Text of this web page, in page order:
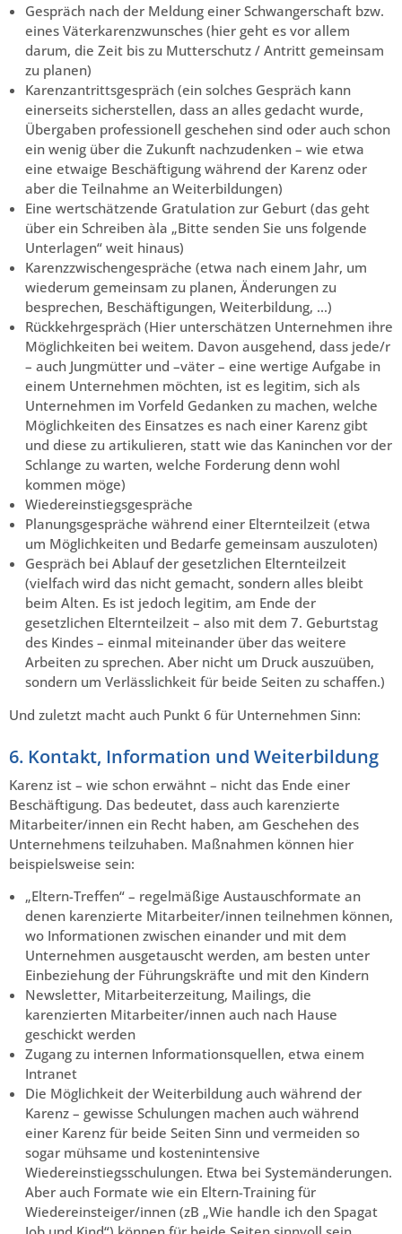
Gespräch nach der Meldung einer Schwangerschaft bzw.
eines Väterkarenzwunsches (hier geht es vor allem
darum, die Zeit bis zu Mutterschutz / Antritt gemeinsam
zu planen)
Karenzantrittsgespräch (ein solches Gespräch kann
einerseits sicherstellen, dass an alles gedacht wurde,
Übergaben professionell geschehen sind oder auch schon
ein wenig über die Zukunft nachzudenken – wie etwa
eine etwaige Beschäftigung während der Karenz oder
aber die Teilnahme an Weiterbildungen)
Eine wertschätzende Gratulation zur Geburt (das geht
über ein Schreiben àla „Bitte senden Sie uns folgende
Unterlagen“ weit hinaus)
Karenzzwischengespräche (etwa nach einem Jahr, um
wiederum gemeinsam zu planen, Änderungen zu
besprechen, Beschäftigungen, Weiterbildung, …)
Rückkehrgespräch (Hier unterschätzen Unternehmen ihre
Möglichkeiten bei weitem. Davon ausgehend, dass jede/r
– auch Jungmütter und –väter – eine wertige Aufgabe in
einem Unternehmen möchten, ist es legitim, sich als
Unternehmen im Vorfeld Gedanken zu machen, welche
Möglichkeiten des Einsatzes es nach einer Karenz gibt
und diese zu artikulieren, statt wie das Kaninchen vor der
Schlange zu warten, welche Forderung denn wohl
kommen möge)
Wiedereinstiegsgespräche
Planungsgespräche während einer Elternteilzeit (etwa
um Möglichkeiten und Bedarfe gemeinsam auszuloten)
Gespräch bei Ablauf der gesetzlichen Elternteilzeit
(vielfach wird das nicht gemacht, sondern alles bleibt
beim Alten. Es ist jedoch legitim, am Ende der
gesetzlichen Elternteilzeit – also mit dem 7. Geburtstag
des Kindes – einmal miteinander über das weitere
Arbeiten zu sprechen. Aber nicht um Druck auszuüben,
sondern um Verlässlichkeit für beide Seiten zu schaffen.)
Und zuletzt macht auch Punkt 6 für Unternehmen Sinn:
6. Kontakt, Information und Weiterbildung
Karenz ist – wie schon erwähnt – nicht das Ende einer
Beschäftigung. Das bedeutet, dass auch karenzierte
Mitarbeiter/innen ein Recht haben, am Geschehen des
Unternehmens teilzuhaben. Maßnahmen können hier
beispielsweise sein:
„Eltern-Treffen“ – regelmäßige Austauschformate an
denen karenzierte Mitarbeiter/innen teilnehmen können,
wo Informationen zwischen einander und mit dem
Unternehmen ausgetauscht werden, am besten unter
Einbeziehung der Führungskräfte und mit den Kindern
Newsletter, Mitarbeiterzeitung, Mailings, die
karenzierten Mitarbeiter/innen auch nach Hause
geschickt werden
Zugang zu internen Informationsquellen, etwa einem
Intranet
Die Möglichkeit der Weiterbildung auch während der
Karenz – gewisse Schulungen machen auch während
einer Karenz für beide Seiten Sinn und vermeiden so
sogar mühsame und kostenintensive
Wiedereinstiegsschulungen. Etwa bei Systemänderungen.
Aber auch Formate wie ein Eltern-Training für
Wiedereinsteiger/innen (zB „Wie handle ich den Spagat